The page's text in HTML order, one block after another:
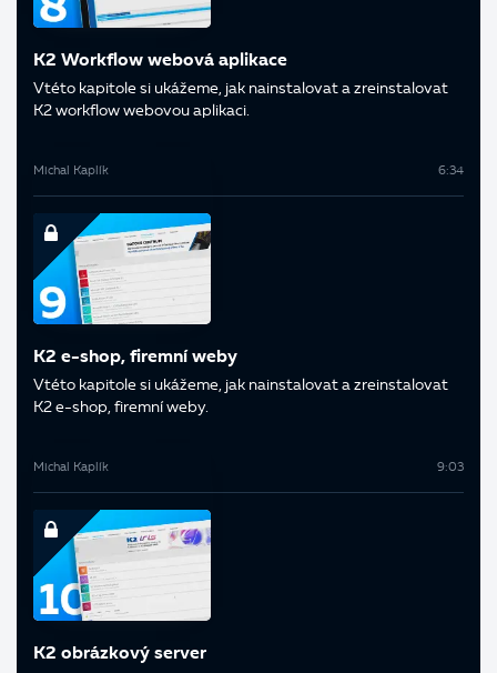
K2 Workflow webová aplikace
V této kapitole si ukážeme, jak nainstalovat a zreinstalovat
K2 workflow webovou aplikaci.
Michal Kaplík 6:34
K2 e-shop, firemní weby
V této kapitole si ukážeme, jak nainstalovat a zreinstalovat
K2 e-shop, firemní weby.
Michal Kaplík 9:03
K2 obrázkový server